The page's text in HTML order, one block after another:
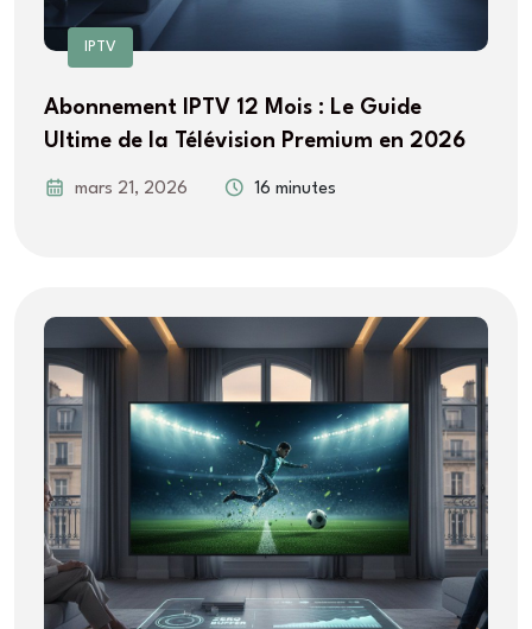
IPTV
Abonnement IPTV 12 Mois : Le Guide
Ultime de la Télévision Premium en 2026
mars 21, 2026 16 minutes